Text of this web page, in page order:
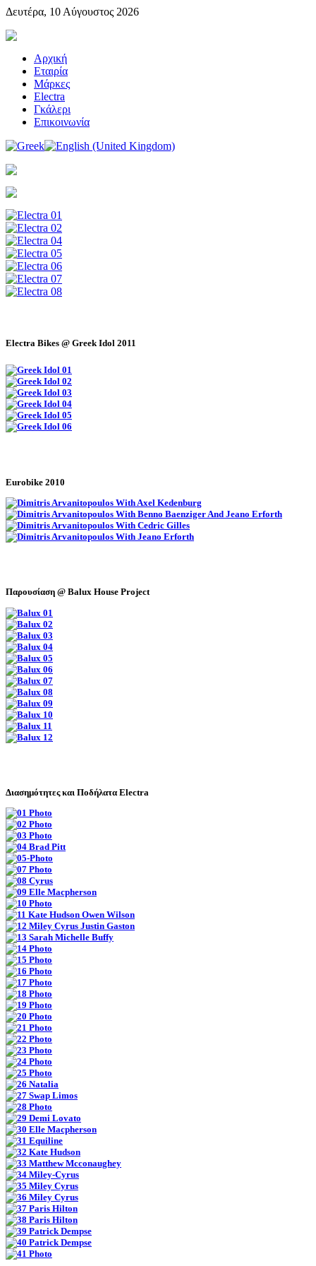
Δευτέρα, 10 Αύγουστος 2026
Αρχική
Εταιρία
Μάρκες
Electra
Γκάλερι
Επικοινωνία
Electra Bikes @ Greek Idol 2011
Eurobike 2010
Παρουσίαση @ Balux House Project
Διασημότητες και Ποδήλατα Electra